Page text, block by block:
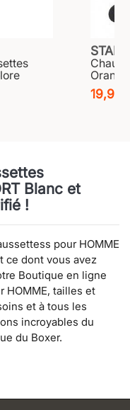
Orange
19,90
Blanc et
!
pour HOMME
ce dont vous avez
Boutique en ligne
HOMME, tailles et
et à tous les
incroyables du
du Boxer.